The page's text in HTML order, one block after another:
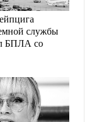
службы
БПЛА со